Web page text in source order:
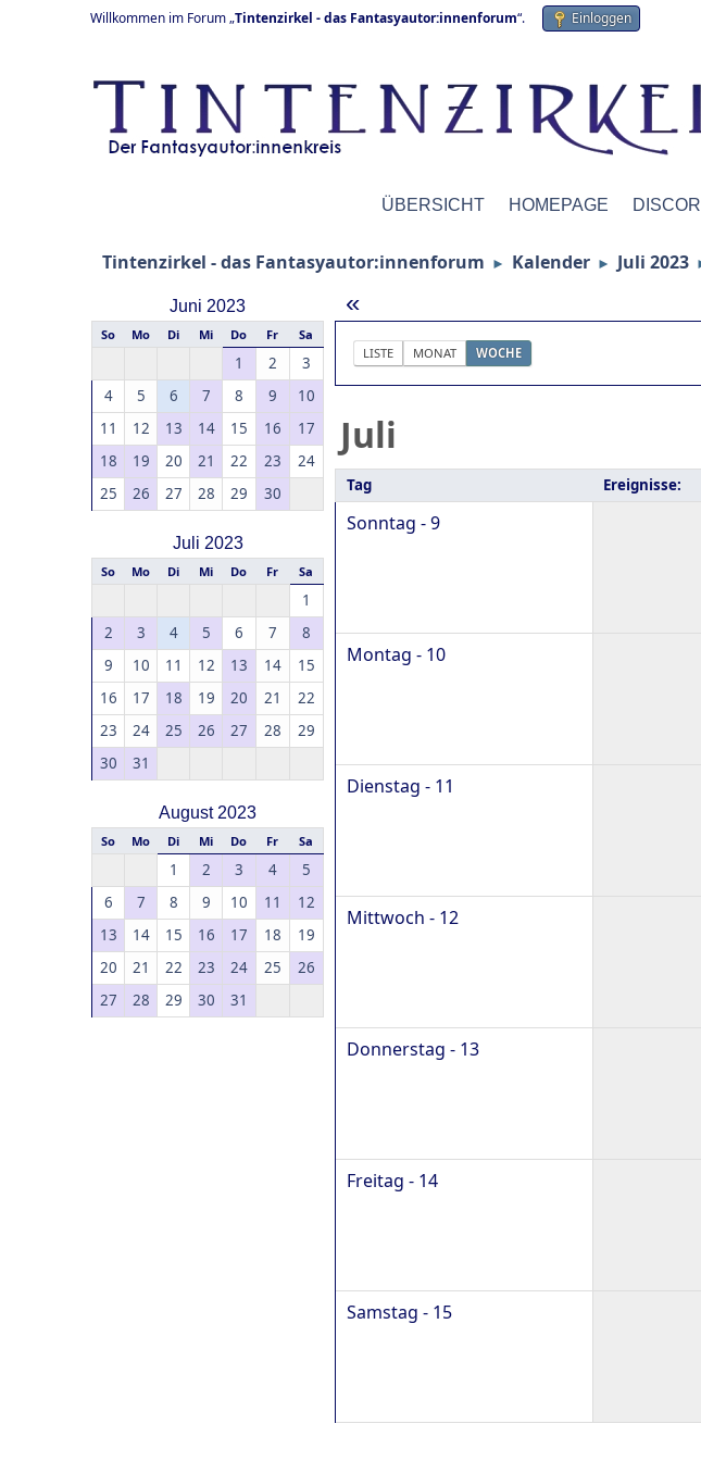
Willkommen im Forum „Tintenzirkel - das Fantasyautor:innenforum“. Einloggen
ÜBERSICHT HOMEPAGE
Tintenzirkel - das Fantasyautor:innenforum ► Kalender ► Juli 2023
Juni 2023
So Mo Di Mi Do Fr Sa
1 2
3
4
5 6 7 8 9
10
11
12 13 14 15 16
17
18
19 20 21 22 23
24
25
26 27 28 29 30
Juli 2023
So Mo Di Mi Do Fr Sa
1
2
3 4 5 6 7
8
9
10 11 12 13 14
15
16
17 18 19 20 21
22
23
24 25 26 27 28
29
30
31
August 2023
So Mo Di Mi Do Fr Sa
1 2 3 4
5
6
7 8 9 10 11
12
13
14 15 16 17 18
19
20
21 22 23 24 25
26
27
28 29 30 31
«
LISTE MONAT WOCHE
Juli
Tag Ereignisse:
Sonntag - 9
Montag - 10
Dienstag - 11
Mittwoch - 12
Donnerstag - 13
Freitag - 14
Samstag - 15